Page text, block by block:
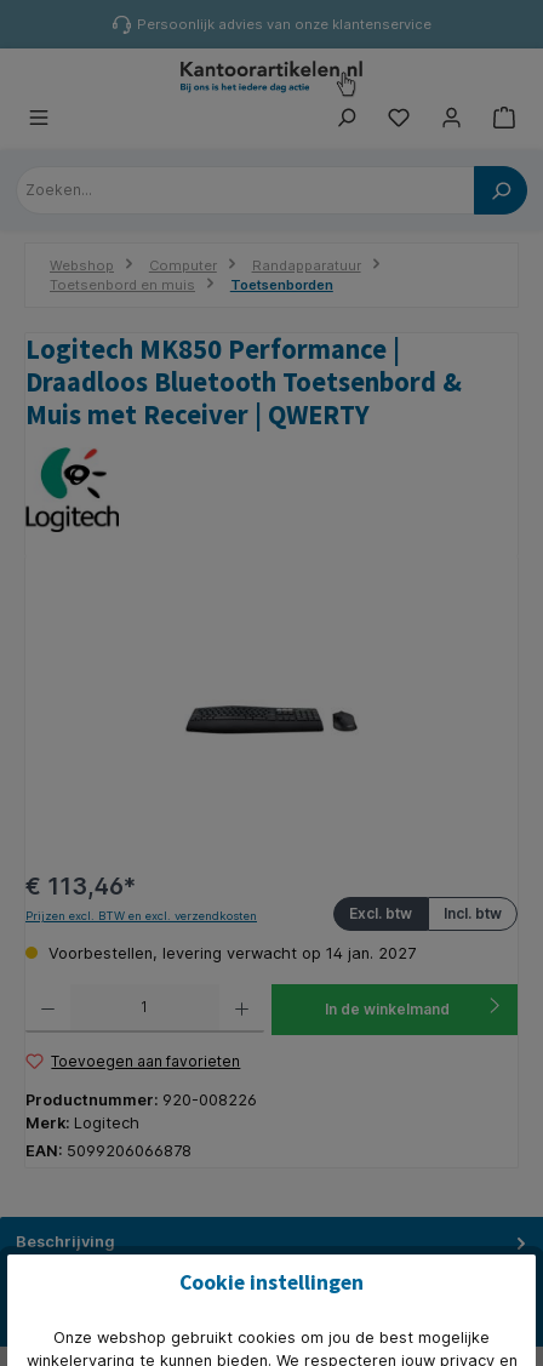
Persoonlijk advies van onze klantenservice
Webshop Computer
Randapparatuur
Toetsenbord en muis
Toetsenborden
Logitech MK850 Performance |
Draadloos Bluetooth Toetsenbord &
Muis met Receiver | QWERTY
€ 113,46*
Incl. btw
Excl. btw
Prijzen excl. BTW en excl. verzendkosten
Voorbestellen, levering verwacht op 14 jan. 2027
In de winkelmand
Toevoegen aan favorieten
Productnummer: 920-008226
Merk: Logitech
EAN: 5099206066878
Beschrijving
Ervaar meer productiviteit en comfort dankzij de krachtige MK850
Performance. Werk comfortabel dankzij de zachte handsteun,…
Cookie instellingen
Onze webshop gebruikt cookies om jou de best mogelijke
winkelervaring te kunnen bieden. We respecteren jouw privacy en